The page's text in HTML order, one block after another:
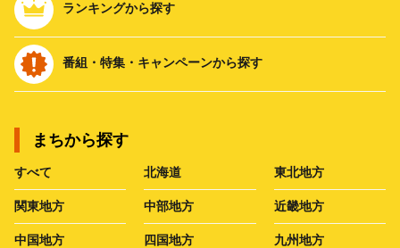
ランキングから探す
番組・特集・キャンペーンから探す
まちから探す
すべて 北海道 東北地方
関東地方 中部地方 近畿地方
中国地方 四国地方 九州地方